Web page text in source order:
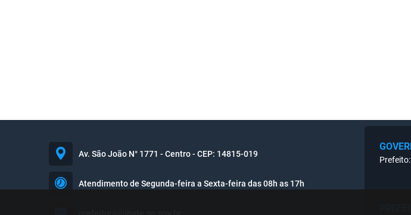
Av. São João N° 1771 - Centro - CEP: 14815-019
Atendimento de Segunda-feira a Sexta-feira das 08h as 17h
Prefeito: